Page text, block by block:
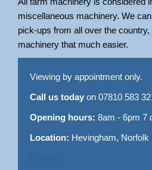
miscellaneous machinery. We
pick-ups from all over the
machinery that much easier.
Viewing by appointment only.
Call us today on 07810 583
Opening hours: 8am - 6pm 7
Location: Hevingham, Norfolk